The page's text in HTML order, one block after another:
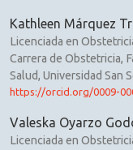
Kathleen Márquez
Licenciada en
Carrera de Obstetricia,
Salud, Universidad San
https://orcid.org/0009-
Valeska Oyarzo
Licenciada en